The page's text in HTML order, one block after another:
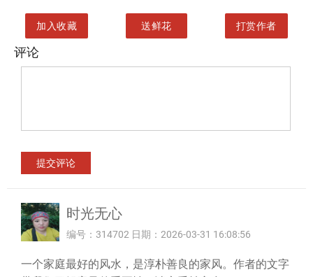
加入收藏 送鲜花 打赏作者
评论
时光无心
编号：314702 日期：2026-03-31 16:08:56
一个家庭最好的风水，是淳朴善良的家风。作者的文字